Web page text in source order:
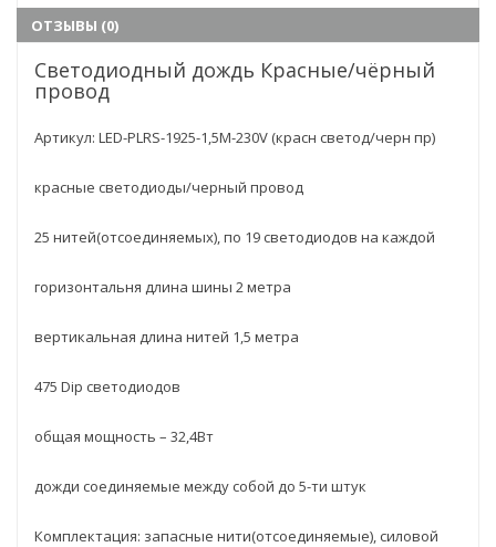
Тип свечения постоянного свечения
Кол-во светодиодов
Единица измерения
(ед.изм.)
Гарантия: 6мес
ОТЗЫВЫ (0)
Светодиодный дождь Красные/чёрный
провод
Артикул: LED-PLRS-1925-1,5M-230V (красн светод/черн пр)
красные светодиоды/черный провод
25 нитей(отсоединяемых), по 19 светодиодов на каждой
горизонтальня длина шины 2 метра
вертикальная длина нитей 1,5 метра
475 Dip светодиодов
общая мощность – 32,4Вт
дожди соединяемые между собой до 5-ти штук
Комплектация: запасные нити(отсоединяемые), силовой